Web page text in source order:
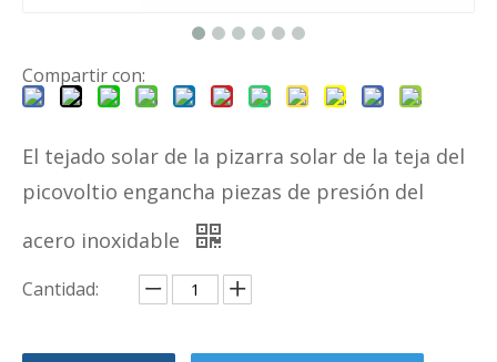
Compartir con:
El tejado solar de la pizarra solar de la teja del
picovoltio engancha piezas de presión del
acero inoxidable
Cantidad: